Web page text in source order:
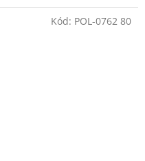
Kód: POL-0762 80